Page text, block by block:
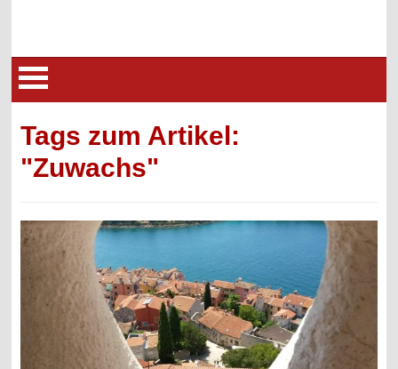
Tags zum Artikel:
"Zuwachs"